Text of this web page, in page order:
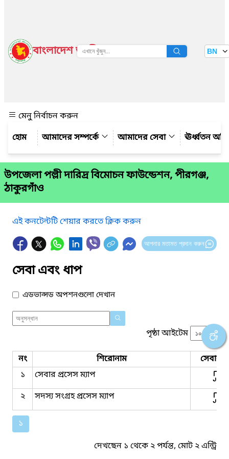
বাংলাদেশ জাতীয় তথ্য বাতায়ন BN
মেনু নির্বাচন করুন
আমাদের সম্পর্কে
আমাদের সেবা ঊর্ধ্বতন
উপজেলা পল্লী দারিদ্র বিমোচন ফাউন্ডেশন, পীরগঞ্জ,
ঠাকুরগাঁও
এই কনটেন্টটি শেয়ার করতে ক্লিক করুন
আপনার মতামত প্রদান করুন
সেবা এবং ধাপ
এডভান্সড অপশনগুলো দেখান
পৃষ্ঠা আইটেম
নং শিরোনাম
সেবার
১
সেবার প্রসেস ম্যাপ
২
সদস্য সংগ্রহ প্রসেস ম্যাপ
১
দেখছেন ১ থেকে ২ পর্যন্ত, মোট ২ এন্ট্রি